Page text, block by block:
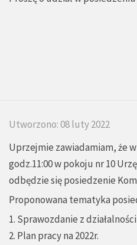
Utworzono: 08 luty 2022
Uprzejmie zawiadamiam, że
godz.11:00 w pokoju nr 10
odbędzie się posiedzenie
Proponowana tematyka
1. Sprawozdanie z działalności
2. Plan pracy na 2022r.